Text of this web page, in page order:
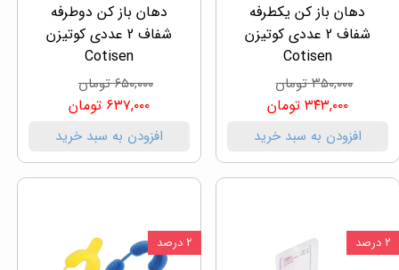
دهان باز کن یکطرفه
شفاف 2 عددی کوتیزن
Cotisen
۳۵۰,۰۰۰ تومان
۳۴۳,۰۰۰ تومان
افزودن به سبد خرید
دهان باز کن دوطرفه
شفاف 2 عددی کوتیزن
Cotisen
۶۵۰,۰۰۰ تومان
۶۳۷,۰۰۰ تومان
افزودن به سبد خرید
۲ درصد ۲ درصد